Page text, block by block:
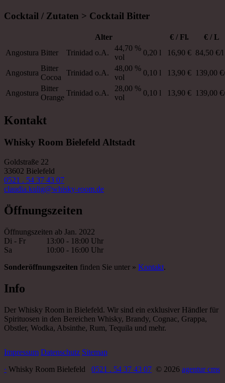
Cocktail / Zutaten > Cocktail Bitter
Alter € / Fl.
€ / L
Angostura Bitter Trinidad o.A.
44,70 %
vol
0,20 l 16,90 € 84,50 €/l
Angostura
Bitter
Cocoa
Trinidad o.A.
48,00 %
vol
0,10 l 13,90 € 139,00
Angostura
Bitter
Orange
Trinidad o.A.
28,00 %
vol
0,10 l 13,90 € 139,00
Kontakt
Whisky Room Bielefeld Altstadt
Goldstraße 22
33602 Bielefeld
0521 . 54 37 43 07
claudia.kulig@whisky-room.de
Öffnungszeiten
Öffnungszeiten ab Jan. 2022
Di - Fr
13:00 - 18:00 Uhr
Sa
10:00 - 16:00 Uhr
Sonderöffnungszeiten finden Sie unter » Kontakt.
Info
Der Whisky Room in Bielefeld. Wir sind ein exklusiver Händler für
Spirituosen in den Bereichen Whisky, Brandy, Cognac, Grappa,
Obstler, Wodka, Absinthe, Rum, Tequila und mehr.
Impressum Datenschutz Sitemap
· Whisky Room Bielefeld 0521 . 54 37 43 07 © 2026 agentur cms